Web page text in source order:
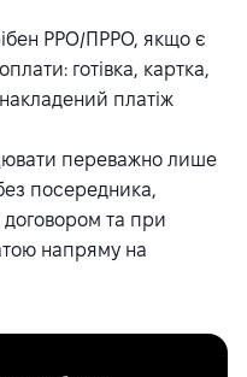
РРО/ПРРО, якщо є
готівка, картка,
платіж
переважно лише
посередника,
договором та при
напряму на